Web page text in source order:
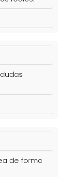
de forma